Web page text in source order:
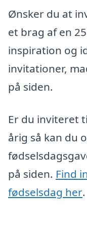
Ønsker du at
et brag af en
inspiration og
invitationer,
på siden.
Er du inviteret
årig så kan du
på siden. Find
fødselsdag her.